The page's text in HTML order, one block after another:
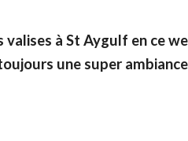
à St Aygulf en ce
une super